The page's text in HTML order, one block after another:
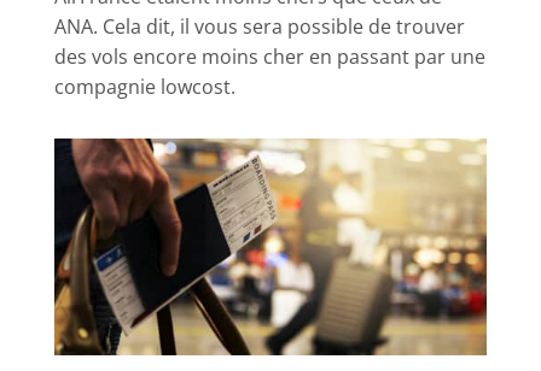
ANA. Cela dit, il vous sera possible de trouver
des vols encore moins cher en passant par une
compagnie lowcost.